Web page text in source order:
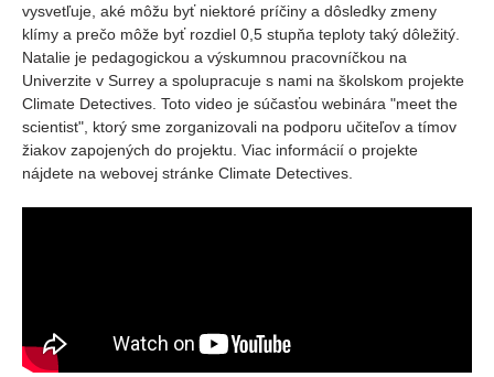
vysvetľuje, aké môžu byť niektoré príčiny a dôsledky zmeny
klímy a prečo môže byť rozdiel 0,5 stupňa teploty taký dôležitý.
Natalie je pedagogickou a výskumnou pracovníčkou na
Univerzite v Surrey a spolupracuje s nami na školskom projekte
Climate Detectives. Toto video je súčasťou webinára "meet the
scientist", ktorý sme zorganizovali na podporu učiteľov a tímov
žiakov zapojených do projektu. Viac informácií o projekte
nájdete na webovej stránke Climate Detectives.